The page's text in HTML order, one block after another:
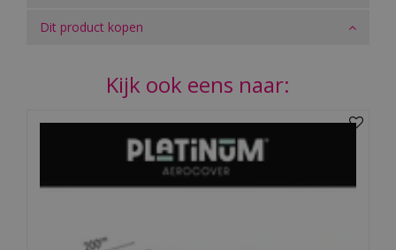
Dit product kopen
Kijk ook eens naar: